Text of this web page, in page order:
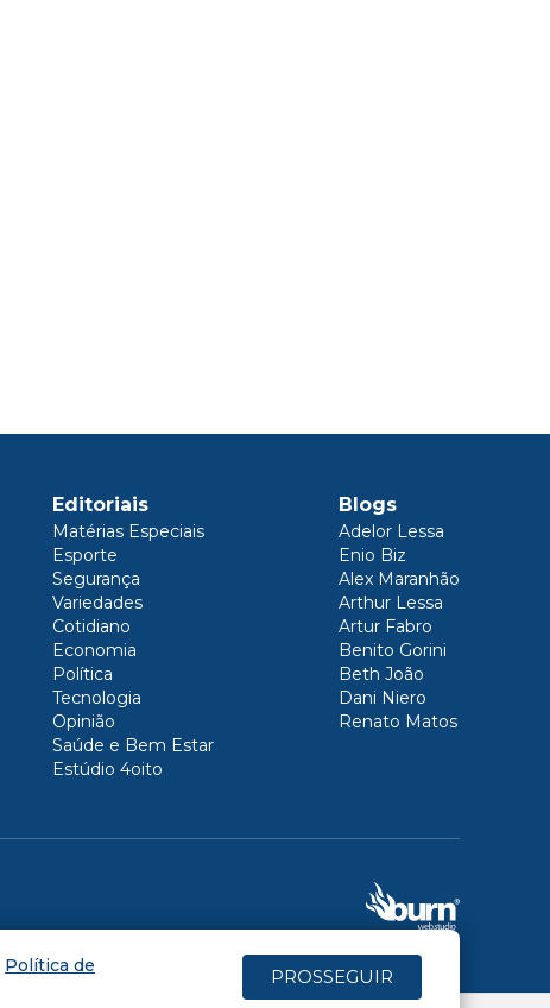
Editoriais
Matérias Especiais
Esporte
Segurança
Variedades
Cotidiano
Economia
Política
Tecnologia
Opinião
Saúde e Bem Estar
Estúdio 4oito
Blogs
Adelor Lessa
Enio Biz
Alex Maranhão
Arthur Lessa
Artur Fabro
Benito Gorini
Beth João
Dani Niero
Renato Matos
Política de
PROSSEGUIR